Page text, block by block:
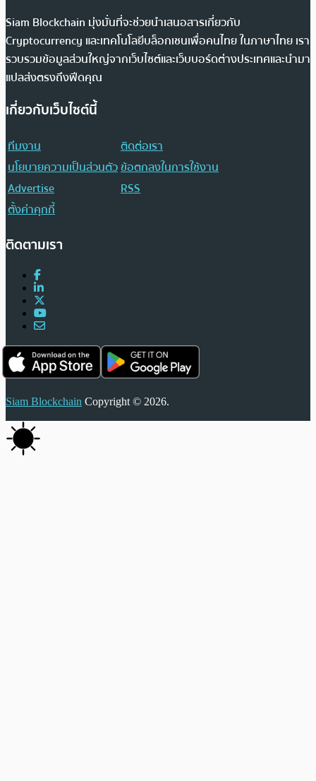
Siam Blockchain มุ่งมั่นที่จะช่วยนำเสนอสารเกี่ยวกับ
Cryptocurrency และเทคโนโลยีบล็อกเชนเพื่อคนไทย ในภาษาไทย เรา
รวบรวมข้อมูลส่วนใหญ่จากเว็บไซต์และเว็บบอร์ดต่างประเทศและนำมา
แปลส่งตรงถึงฟีดคุณ
เกี่ยวกับเว็บไซต์นี้
ทีมงาน
ติดต่อเรา
นโยบายความเป็นส่วนตัวข้อตกลงในการใช้งาน
Advertise
RSS
ตั้งค่าคุกกี้
ติดตามเรา
Siam Blockchain Copyright © 2026.